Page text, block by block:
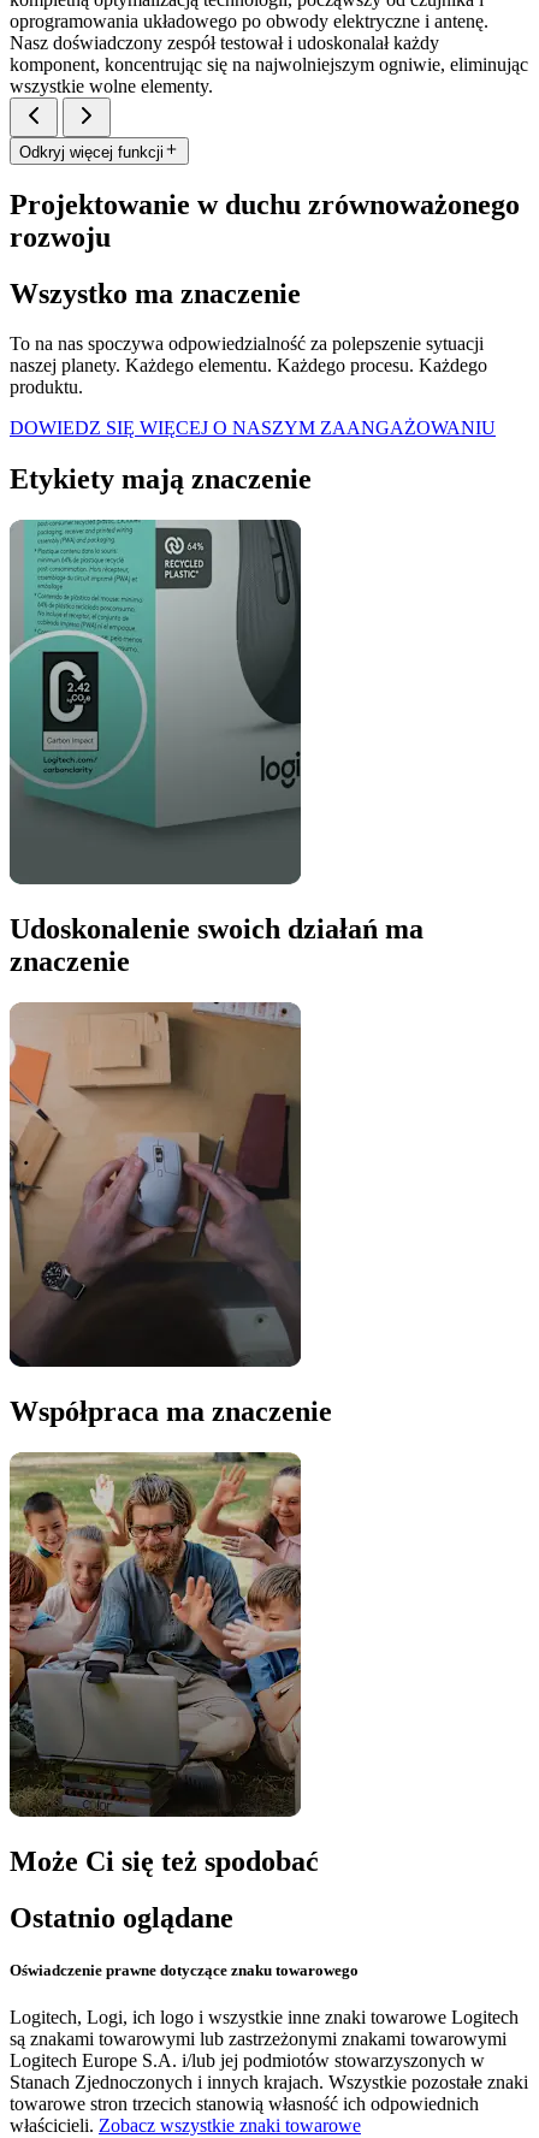
oprogramowania układowego po obwody elektryczne i antenę.
Nasz doświadczony zespół testował i udoskonalał każdy
komponent, koncentrując się na najwolniejszym ogniwie, eliminując
wszystkie wolne elementy.
Odkryj więcej funkcji
Projektowanie w duchu zrównoważonego
rozwoju
Wszystko ma znaczenie
To na nas spoczywa odpowiedzialność za polepszenie sytuacji
naszej planety. Każdego elementu. Każdego procesu. Każdego
produktu.
DOWIEDZ SIĘ WIĘCEJ O NASZYM ZAANGAŻOWANIU
Etykiety mają znaczenie
Udoskonalenie swoich działań ma
znaczenie
Współpraca ma znaczenie
Może Ci się też spodobać
Ostatnio oglądane
Oświadczenie prawne dotyczące znaku towarowego
Logitech, Logi, ich logo i wszystkie inne znaki towarowe Logitech
są znakami towarowymi lub zastrzeżonymi znakami towarowymi
Logitech Europe S.A. i/lub jej podmiotów stowarzyszonych w
Stanach Zjednoczonych i innych krajach. Wszystkie pozostałe znaki
towarowe stron trzecich stanowią własność ich odpowiednich
właścicieli. Zobacz wszystkie znaki towarowe